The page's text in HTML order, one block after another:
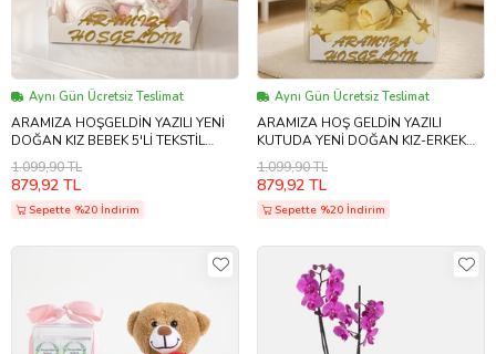
Aynı Gün Ücretsiz Teslimat
ARAMIZA HOŞGELDİN YAZILI YENİ
DOĞAN KIZ BEBEK 5'Lİ TEKSTİL
HEDİYE KUTUSU (Pembe-Ekru)
1.099,90 TL
879,92 TL
Sepette %20 İndirim
Aynı Gün Ücretsiz Teslimat
ARAMIZA HOŞ GELDİN YAZILI
KUTUDA YENİ DOĞAN KIZ-ERKEK
BEBEK 5'Lİ SARI TEKSTİL HEDİYE
KUTUSU
1.099,90 TL
879,92 TL
Sepette %20 İndirim